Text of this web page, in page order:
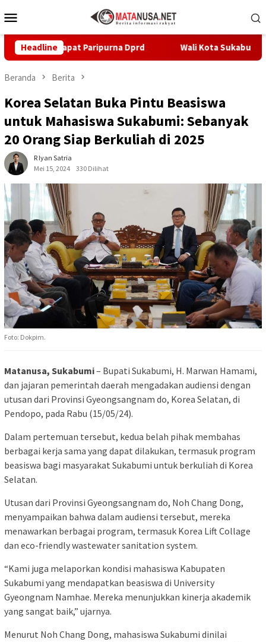
ke
Mobile
Headline
Rapat Paripurna Dprd Wali Kota Sukabumi Lantik 24
Beranda Berita
Korea Selatan Buka Pintu Beasiswa
untuk Mahasiswa Sukabumi: Sebanyak
20 Orang Siap Berkuliah di 2025
R Iyan Satria
Mei 15, 2024
330 Dilihat
Foto: Dokpim.
Matanusa, Sukabumi– Bupati Sukabumi, H. Marwan Hamami,
dan jajaran pemerintah daerah mengadakan audiensi dengan
utusan dari Provinsi Gyeongsangnam do, Korea Selatan, di
Pendopo, pada Rabu (15/05/24).
Dalam pertemuan tersebut, kedua belah pihak membahas
berbagai kerja sama yang dapat dilakukan, termasuk program
beasiswa bagi masyarakat Sukabumi untuk berkuliah di Korea
Selatan.
Utusan dari Provinsi Gyeongsangnam do, Noh Chang Dong,
menyampaikan bahwa dalam audiensi tersebut, mereka
menawarkan berbagai program, termasuk Korea Lift Collage
dan eco-friendly wastewater sanitation system.
“Kami juga melaporkan kondisi mahasiswa Kabupaten
Sukabumi yang mendapatkan beasiswa di University
Gyeongnam Namhae. Mereka menunjukkan kinerja akademik
yang sangat baik,” ujarnya.
Menurut Noh Chang Dong, mahasiswa Sukabumi dinilai